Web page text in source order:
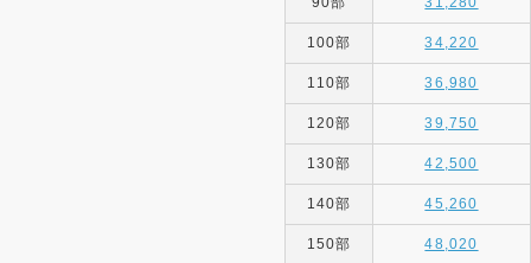
100部 34,220
110部 36,980
120部 39,750
130部 42,500
140部 45,260
150部 48,020